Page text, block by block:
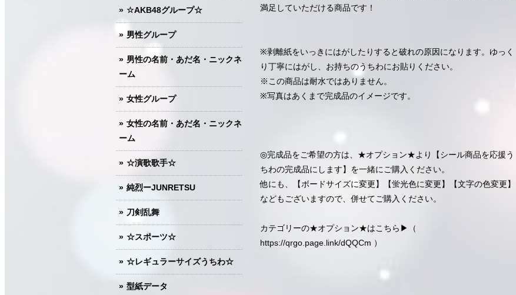
満足していただける商品です！
※剥離紙をいっきにはがしたりすると破れの原因になります。ゆっく
り丁寧にはがし、お持ちのうちわにお貼りください。
※この商品は耐水ではありません。
※写真はあくまで完成品のイメージです。
◎完成品をご希望の方は、★オプション★より【シール商品を応援う
ちわの完成品にします】を一緒にご購入ください。
他にも、【ボードサイズに変更】【蛍光色に変更】【文字の色変更】
などもございますので、併せてご購入ください。
カテゴリーの★オプション★はこちら▶︎（
https://qrgo.page.link/dQQCm ）
☆AKB48グループ☆
男性グループ
男性の名前・あだ名・ニックネ
ーム
女性グループ
女性の名前・あだ名・ニックネ
ーム
☆演歌歌手☆
純烈ーJUNRETSU
刀剣乱舞
☆スポーツ☆
☆レギュラーサイズうちわ☆
型紙データ